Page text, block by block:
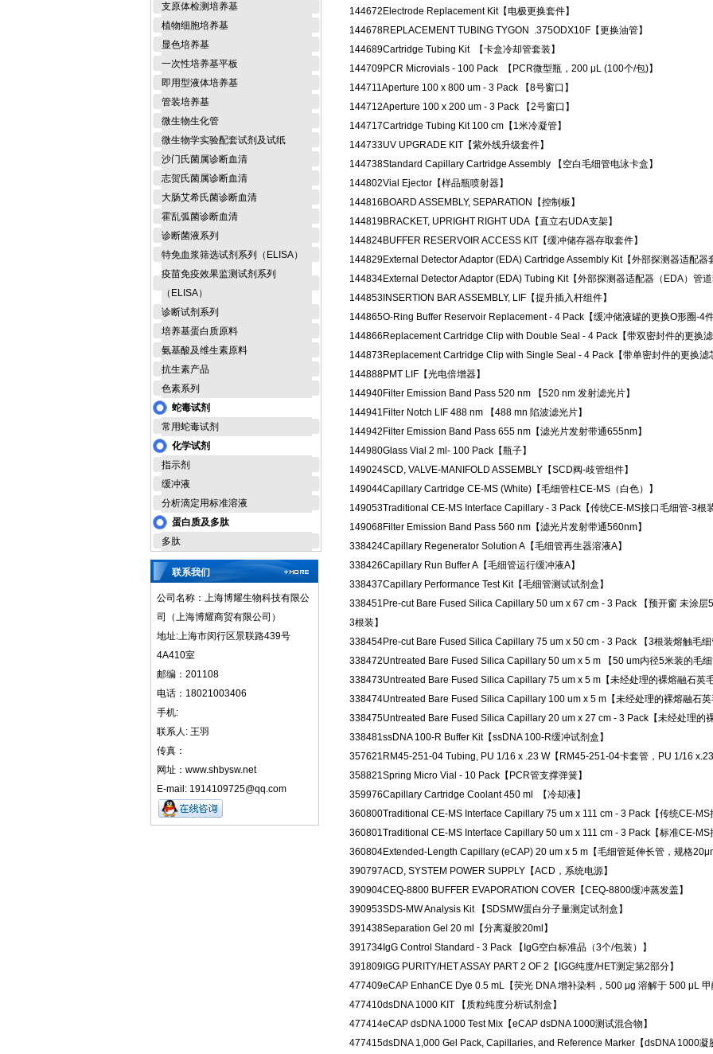
支原体检测培养基
植物细胞培养基
显色培养基
一次性培养基平板
即用型液体培养基
管装培养基
微生物生化管
微生物学实验配套试剂及试纸
沙门氏菌属诊断血清
志贺氏菌属诊断血清
大肠艾希氏菌诊断血清
霍乱弧菌诊断血清
诊断菌液系列
特免血浆筛选试剂系列（ELISA）
疫苗免疫效果监测试剂系列
（ELISA）
诊断试剂系列
培养基蛋白质原料
氨基酸及维生素原料
抗生素产品
色素系列
蛇毒试剂
常用蛇毒试剂
化学试剂
指示剂
缓冲液
分析滴定用标准溶液
蛋白质及多肽
多肽
联系我们
公司名称：上海博耀生物科技有限公
司（上海博耀商贸有限公司）
地址:上海市闵行区景联路439号
4A410室
邮编：201108
电话：18021003406
手机:
联系人: 王羽
传真：
网址：www.shbysw.net
E-mail: 1914109725@qq.com
144672 Electrode Replacement Kit【电极更换套件】
144678REPLACEMENT TUBING TYGON .375ODX10F【更换油管】
144689Cartridge Tubing Kit 【卡盒冷却管套装】
144709PCR Microvials - 100 Pack 【PCR微型瓶，200 μL (100个/包)】
144711Aperture 100 x 800 um - 3 Pack 【8号窗口】
144712Aperture 100 x 200 um - 3 Pack 【2号窗口】
144717Cartridge Tubing Kit 100 cm【1米冷凝管】
144733UV UPGRADE KIT【紫外线升级套件】
144738Standard Capillary Cartridge Assembly 【空白毛细管电泳卡盒】
144802Vial Ejector【样品瓶喷射器】
144816 BOARD ASSEMBLY, SEPARATION【控制板】
144819BRACKET, UPRIGHT RIGHT UDA【直立右UDA支架】
144824BUFFER RESERVOIR ACCESS KIT【缓冲储存器存取套件】
144829External Detector Adaptor (EDA) Cartridge Assembly Kit【外部探测器适配器
144834External Detector Adaptor (EDA) Tubing Kit【外部探测器适配器（EDA）管道
144853 INSERTION BAR ASSEMBLY, LIF【提升插入杆组件】
144865O-Ring Buffer Reservoir Replacement - 4 Pack【缓冲储液罐的更换O形圈-4件
144866 Replacement Cartridge Clip with Double Seal - 4 Pack【带双密封件的更换滤
144873Replacement Cartridge Clip with Single Seal - 4 Pack【带单密封件的更换滤
144888PMT LIF【光电倍增器】
144940Filter Emission Band Pass 520 nm 【520 nm 发射滤光片】
144941 Filter Notch LIF 488 nm 【488 mn 陷波滤光片】
144942 Filter Emission Band Pass 655 nm【滤光片发射带通655nm】
144980Glass Vial 2 ml- 100 Pack【瓶子】
149024SCD, VALVE-MANIFOLD ASSEMBLY【SCD阀-歧管组件】
149044Capillary Cartridge CE-MS (White)【毛细管柱CE-MS（白色）】
149053Traditional CE-MS Interface Capillary - 3 Pack【传统CE-MS接口毛细管-3根装
149068Filter Emission Band Pass 560 nm【滤光片发射带通560nm】
338424Capillary Regenerator Solution A【毛细管再生器溶液A】
338426Capillary Run Buffer A【毛细管运行缓冲液A】
338437Capillary Performance Test Kit【毛细管测试试剂盒】
338451 Pre-cut Bare Fused Silica Capillary 50 um x 67 cm - 3 Pack 【预开窗 未涂
3根装】
338454Pre-cut Bare Fused Silica Capillary 75 um x 50 cm - 3 Pack 【3根装熔触毛细
338472Untreated Bare Fused Silica Capillary 50 um x 5 m 【50 um内径5米装的毛细
338473Untreated Bare Fused Silica Capillary 75 um x 5 m【未经处理的裸熔融石英
338474Untreated Bare Fused Silica Capillary 100 um x 5 m【未经处理的裸熔融石英
338475Untreated Bare Fused Silica Capillary 20 um x 27 cm - 3 Pack【未经处理的
338481ssDNA 100-R Buffer Kit【ssDNA 100-R缓冲试剂盒】
357621 RM45-251-04 Tubing, PU 1/16 x .23 W【RM45-251-04卡套管，PU 1/16 x.23
358821Spring Micro Vial - 10 Pack【PCR管支撑弹簧】
359976Capillary Cartridge Coolant 450 ml 【冷却液】
360800Traditional CE-MS Interface Capillary 75 um x 111 cm - 3 Pack【传统CE-MS
360801Traditional CE-MS Interface Capillary 50 um x 111 cm - 3 Pack【标准CE-MS
360804Extended-Length Capillary (eCAP) 20 um x 5 m【毛细管延伸长管，规格
390797ACD, SYSTEM POWER SUPPLY【ACD，系统电源】
390904CEQ-8800 BUFFER EVAPORATION COVER【CEQ-8800缓冲蒸发盖】
390953SDS-MW Analysis Kit 【SDSMW蛋白分子量测定试剂盒】
391438Separation Gel 20 ml【分离凝胶20ml】
391734 IgG Control Standard - 3 Pack 【IgG空白标准品（3个/包装）】
391809 IGG PURITY/HET ASSAY PART 2 OF 2【IGG纯度/HET测定第2部分】
477409eCAP EnhanCE Dye 0.5 mL【荧光 DNA 增补染料，500 μg 溶解于 500 μL 甲
477410dsDNA 1000 KIT 【质粒纯度分析试剂盒】
477414eCAP dsDNA 1000 Test Mix【eCAP dsDNA 1000测试混合物】
477415dsDNA 1,000 Gel Pack, Capillaries, and Reference Marker【dsDNA 1000凝